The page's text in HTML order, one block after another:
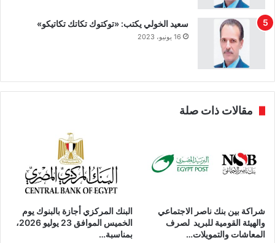
سعيد الخولي يكتب: «توكتوك تكاتك تكاتيكو»
16 يونيو، 2023
مقالات ذات صلة
شراكة بين بنك ناصر الاجتماعي
والهيئة القومية للبريد لصرف
المعاشات والتمويلات…
البنك المركزي أجازة بالبنوك يوم
الخميس الموافق 23 يوليو 2026،
بمناسبة…